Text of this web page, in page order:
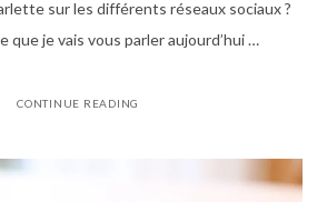
sur les différents réseaux sociaux ?
que je vais vous parler aujourd’hui …
CONTINUE READING